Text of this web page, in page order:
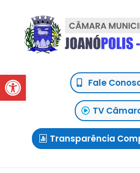
Abrir a barra de ferramentas
Fale
TV
Transparência